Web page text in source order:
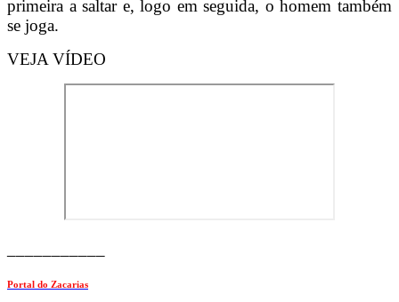
primeira a saltar e, logo em seguida, o homem também
se joga.
VEJA VÍDEO
Portal do Zacarias